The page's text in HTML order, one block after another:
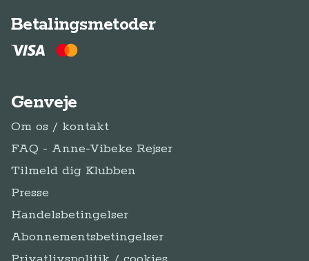
Betalingsmetoder
Genveje
Om os / kontakt
FAQ - Anne-Vibeke Rejser
Tilmeld dig Klubben
Presse
Handelsbetingelser
Abonnementsbetingelser